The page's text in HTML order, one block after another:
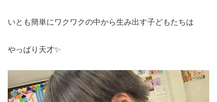
いとも簡単にワクワクの中から生み出す子どもたちは
やっぱり天才✨